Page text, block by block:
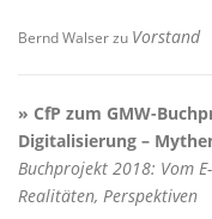
Bernd Walserzu Vorstand
» CfP zum GMW-
Digitalisierung –
Buchprojekt 2018: Vom
Realitäten, Perspektiven